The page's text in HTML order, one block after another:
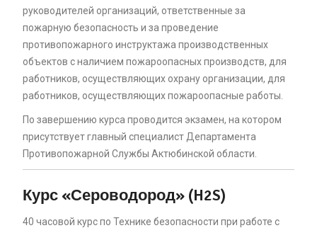
руководителей организаций, ответственные за
пожарную безопасность и за проведение
противопожарного инструктажа производственных
объектов с наличием пожароопасных производств, для
работников, осуществляющих охрану организации, для
работников, осуществляющих пожароопасные работы.
По завершению курса проводится экзамен, на котором
присутствует главный специалист Департамента
Противопожарной Службы Актюбинской области.
Курс «Сероводород» (H2S)
40 часовой курс по Технике безопасности при работе с